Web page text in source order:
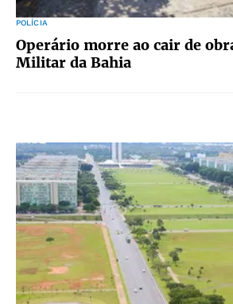
POLÍCIA
Operário morre ao cair de
Militar da Bahia